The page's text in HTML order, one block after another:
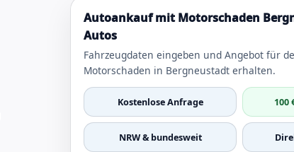
Autoankauf mit Motorschaden
Autos
Fahrzeugdaten eingeben und Angebot für
Motorschaden in Bergneustadt erhalten.
Kostenlose Anfrage 100
NRW & bundesweit